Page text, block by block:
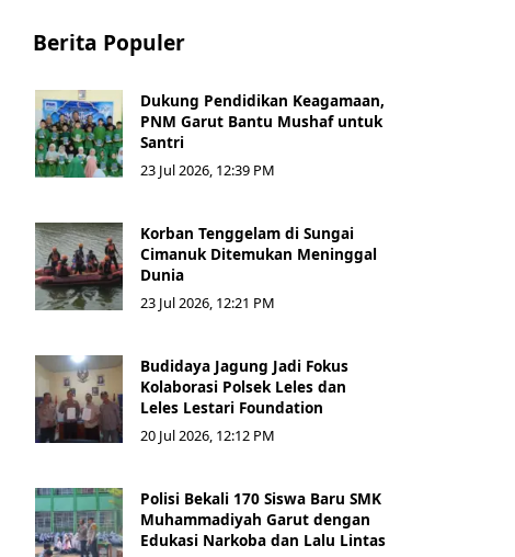
Berita Populer
Dukung Pendidikan Keagamaan,
PNM Garut Bantu Mushaf untuk
Santri
23 Jul 2026, 12:39 PM
Korban Tenggelam di Sungai
Cimanuk Ditemukan Meninggal
Dunia
23 Jul 2026, 12:21 PM
Budidaya Jagung Jadi Fokus
Kolaborasi Polsek Leles dan
Leles Lestari Foundation
20 Jul 2026, 12:12 PM
Polisi Bekali 170 Siswa Baru SMK
Muhammadiyah Garut dengan
Edukasi Narkoba dan Lalu Lintas